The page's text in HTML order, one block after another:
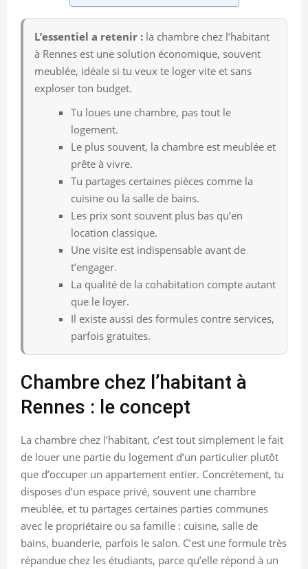
L’essentiel a retenir : la chambre chez l’habitant
à Rennes est une solution économique, souvent
meublée, idéale si tu veux te loger vite et sans
exploser ton budget.
Tu loues une chambre, pas tout le
logement.
Le plus souvent, la chambre est meublée et
prête à vivre.
Tu partages certaines pièces comme la
cuisine ou la salle de bains.
Les prix sont souvent plus bas qu’en
location classique.
Une visite est indispensable avant de
t’engager.
La qualité de la cohabitation compte autant
que le loyer.
Il existe aussi des formules contre services,
parfois gratuites.
Chambre chez l’habitant à
Rennes : le concept
La chambre chez l’habitant, c’est tout simplement le fait
de louer une partie du logement d’un particulier plutôt
que d’occuper un appartement entier. Concrètement, tu
disposes d’un espace privé, souvent une chambre
meublée, et tu partages certaines parties communes
avec le propriétaire ou sa famille : cuisine, salle de
bains, buanderie, parfois le salon. C’est une formule très
répandue chez les étudiants, parce qu’elle répond à un